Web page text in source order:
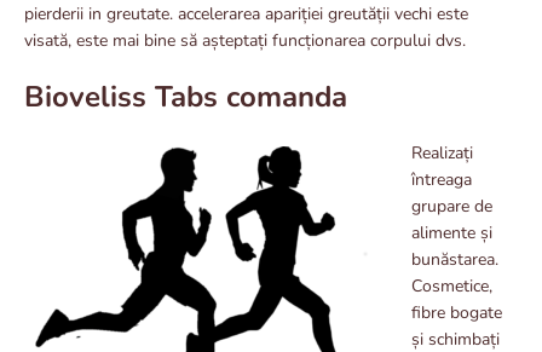
pierderii in greutate. accelerarea apariției greutății vechi este
visată, este mai bine să așteptați funcționarea corpului dvs.
Bioveliss Tabs comanda
Realizați
întreaga
grupare de
alimente și
bunăstarea.
Cosmetice,
fibre bogate
și schimbați